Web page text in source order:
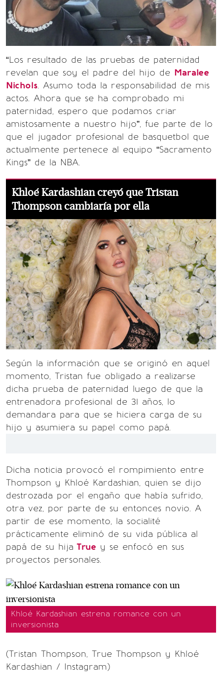
“Los resultado de las pruebas de paternidad
revelan que soy el padre del hijo de Maralee
Nichols. Asumo toda la responsabilidad de mis
actos. Ahora que se ha comprobado mi
paternidad, espero que podamos criar
amistosamente a nuestro hijo”, fue parte de lo
que el jugador profesional de basquetbol que
actualmente pertenece al equipo “Sacramento
Kings” de la NBA.
Khloé Kardashian creyó que Tristan
Thompson cambiaría por ella
Según la información que se originó en aquel
momento, Tristan fue obligado a realizarse
dicha prueba de paternidad luego de que la
entrenadora profesional de 31 años, lo
demandara para que se hiciera carga de su
hijo y asumiera su papel como papá.
Dicha noticia provocó el rompimiento entre
Thompson y Khloé Kardashian, quien se dijo
destrozada por el engaño que había sufrido,
otra vez, por parte de su entonces novio. A
partir de ese momento, la socialité
prácticamente eliminó de su vida pública al
papá de su hija True y se enfocó en sus
proyectos personales.
Khloé Kardashian estrena romance con un
inversionista
(Tristan Thompson, True Thompson y Khloé
Kardashian / Instagram)